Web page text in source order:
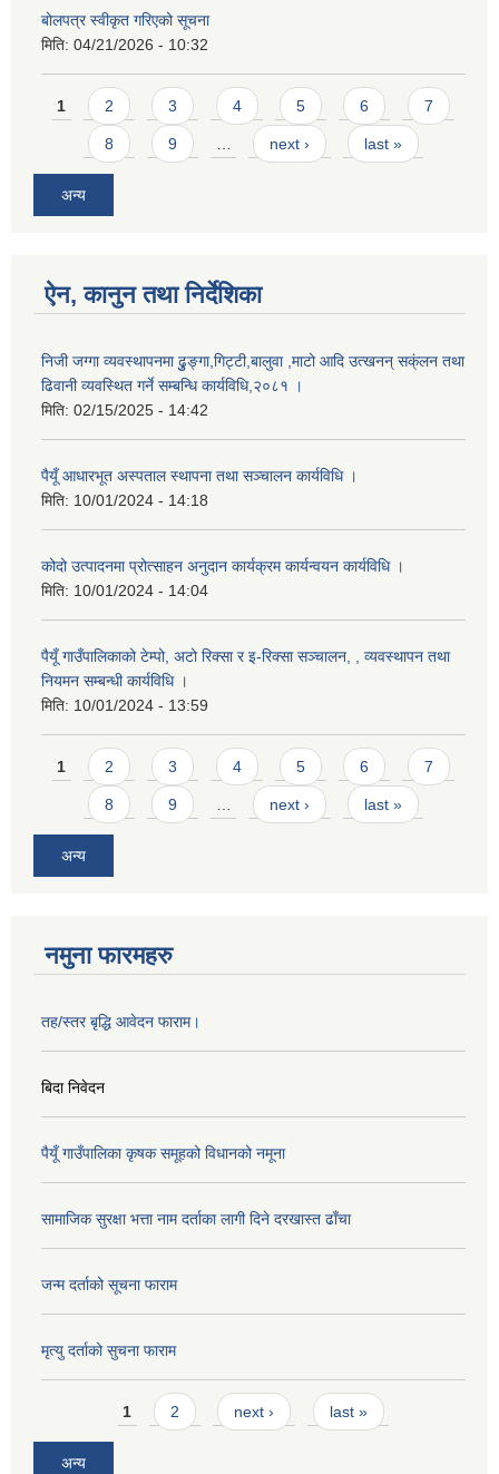
बोलपत्र स्वीकृत गरिएको सूचना
मिति: 04/21/2026 - 10:32
Pages
1 2 3 4 5 6 7
8 9 next › last »
अन्य
ऐन, कानुन तथा निर्देशिका
निजी जग्गा व्यवस्थापनमा ढुुङ्गा,गिट्टी,बालुवा ,माटो आदि उत्खनन् सक्ंलन तथा
ढिवानी व्यवस्थित गर्ने सम्बन्धि कार्यविधि,२०८१ ।
मिति: 02/15/2025 - 14:42
पैयूँ आधारभूत अस्पताल स्थापना तथा सञ्चालन कार्यविधि ।
मिति: 10/01/2024 - 14:18
कोदो उत्पादनमा प्रोत्साहन अनुदान कार्यक्रम कार्यन्वयन कार्यविधि ।
मिति: 10/01/2024 - 14:04
पैयूँ गाउँपालिकाको टेम्पो, अटो रिक्सा र इ-रिक्सा सञ्चालन, , व्यवस्थापन तथा
नियमन सम्बन्धी कार्यविधि ।
मिति: 10/01/2024 - 13:59
Pages
1 2 3 4 5 6 7
8 9 next › last »
अन्य
नमुना फारमहरु
तह/स्तर बृद्धि आवेदन फाराम।
बिदा निवेदन
पैयूँ गाउँपालिका कृषक समूहको विधानको नमूना
सामाजिक सुरक्षा भत्ता नाम दर्ताका लागी दिने दरखास्त ढाँचा
जन्म दर्ताको सूचना फाराम
मृत्यु दर्ताको सुचना फाराम
Pages1 2 next › last »
अन्य